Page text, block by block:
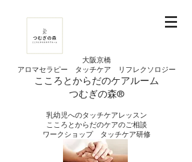
大阪京橋
アロマセラピー タッチケア
リフレクソロジー
こころとからだのケアルーム
つむぎの​森®︎
​乳幼児へのタッチケアレッスン
こころとからだのケアのご相談
​ワークショップ タッチケア研修